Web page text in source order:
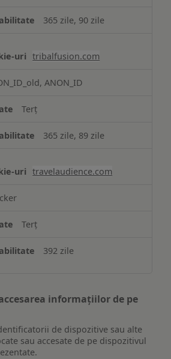
365 zile, 90 zile
tribalfusion.com
ANON_ID
Terț
365 zile, 89 zile
travelaudience.com
Terț
392 zile
informațiilor de pe
de dispozitive sau alte
sau accesate de pe dispozitivul